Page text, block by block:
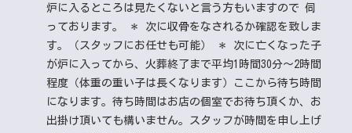
炉に入るところは見たくないと言う方もいますので 伺
っております。 ＊ 次に収骨をなされるか確認を致しま
す。（スタッフにお任せも可能） ＊ 次に亡くなった子
が炉に入ってから、火葬終了まで平均1時間30分～2時間
程度（体重の重い子は長くなります）ここから待ち時間
になります。待ち時間はお店の個室でお待ち頂くか、お
出掛け頂いても構いません。スタッフが時間を申し上げ